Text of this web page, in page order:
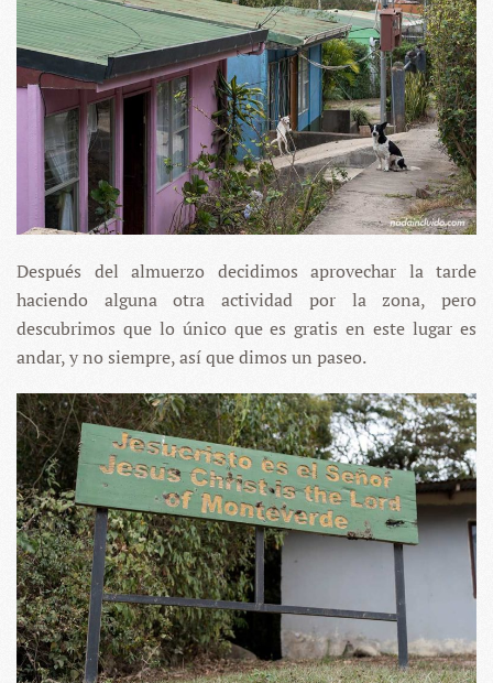
Después del almuerzo decidimos aprovechar la tarde
haciendo alguna otra actividad por la zona, pero
descubrimos que lo único que es gratis en este lugar es
andar, y no siempre, así que dimos un paseo.